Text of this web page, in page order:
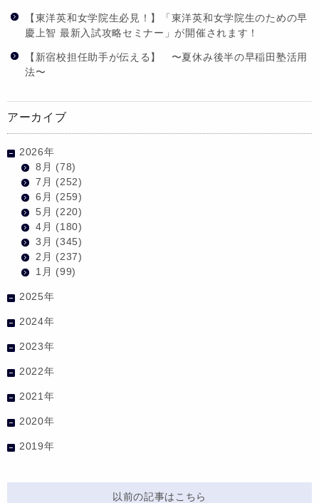
【東洋英和女学院生必見！】「東洋英和女学院生のための早
慶上智 最新入試攻略セミナー」が開催されます！
【新宿校担任助手が伝える】 〜夏休み後半の早稲田塾活用
法〜
アーカイブ
2026年
8月 (78)
7月 (252)
6月 (259)
5月 (220)
4月 (180)
3月 (345)
2月 (237)
1月 (99)
2025年
2024年
2023年
2022年
2021年
2020年
2019年
以前の記事はこちら